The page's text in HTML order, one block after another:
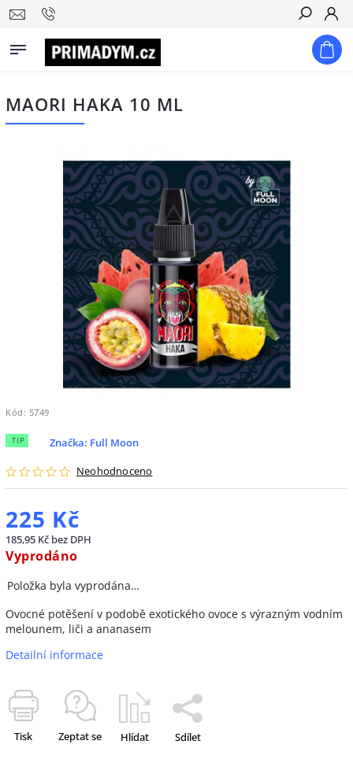
Hledat
MAORI HAKA 10 ML
Kód: 5749
TIP
Neohodnoceno
Značka: Full Moon
225 Kč
185,95 Kč bez DPH
Vyprodáno
Položka byla vyprodána…
Ovocné potěšení v podobě exotického ovoce s výrazným vodním
melounem, liči a ananasem
Detailní informace
Tisk Zeptat se Hlídat Sdílet